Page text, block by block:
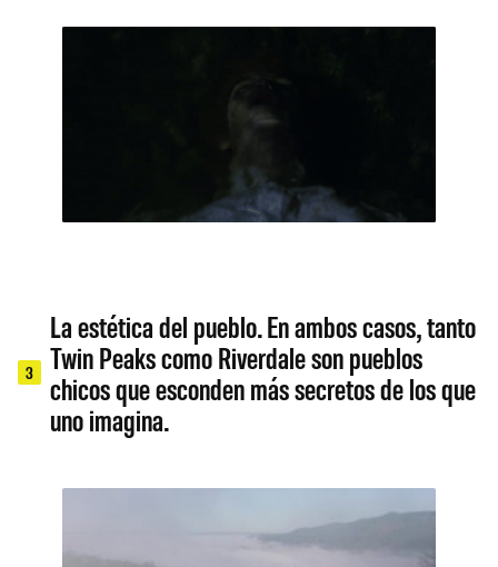
3
La estética del pueblo. En ambos casos, tanto
Twin Peaks como Riverdale son pueblos
chicos que esconden más secretos de los que
uno imagina.